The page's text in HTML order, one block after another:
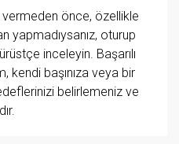
vermeden önce, özellikle
yapmadıysanız, oturup
inceleyin. Başarılı
kendi başınıza veya bir
belirlemeniz ve